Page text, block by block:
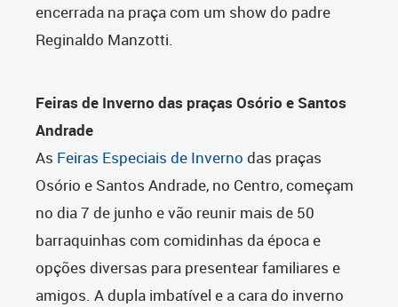
encerrada na praça com um show do padre
Reginaldo Manzotti.
Feiras de Inverno das praças Osório e Santos
Andrade
As Feiras Especiais de Inverno das praças
Osório e Santos Andrade, no Centro, começam
no dia 7 de junho e vão reunir mais de 50
barraquinhas com comidinhas da época e
opções diversas para presentear familiares e
amigos. A dupla imbatível e a cara do inverno